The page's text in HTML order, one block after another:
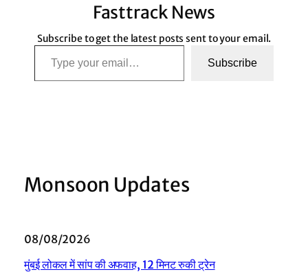
Fasttrack News
Subscribe to get the latest posts sent to your email.
Type your email…
Subscribe
Monsoon Updates
08/08/2026
मुंबई लोकल में सांप की अफवाह, 12 मिनट रुकी ट्रेन